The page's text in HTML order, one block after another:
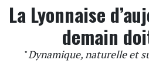
La Lyonnaise
demain
"Dynamique, naturelle et